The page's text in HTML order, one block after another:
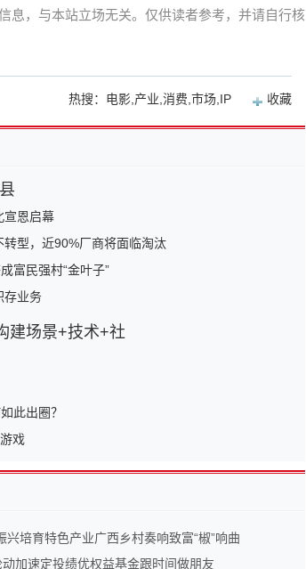
息，与本站立场无关。仅供读者参考，并请自行核
热搜：电影,产业,消费,市场,IP 收藏
宣恩启幕
型，近90%厂商将面临淘汰
富民强村“金叶子”
存业务
建场景+技术+社
此出圈？
戏
兴培育特色产业广西乡村奏响致富“椒”响曲
加速定投绩优权益基金跟时间做朋友